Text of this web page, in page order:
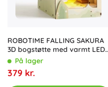
ROBOTIME FALLING SAKURA
3D bogstøtte med varmt LED-
lys (træbyggesæt)
På lager
379 kr.